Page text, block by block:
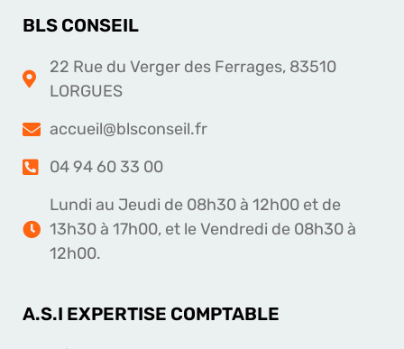
BLS CONSEIL
22 Rue du Verger des Ferrages, 83510
LORGUES
accueil@blsconseil.fr
04 94 60 33 00
Lundi au Jeudi de 08h30 à 12h00 et de
13h30 à 17h00, et le Vendredi de 08h30 à
12h00.
A.S.I EXPERTISE COMPTABLE